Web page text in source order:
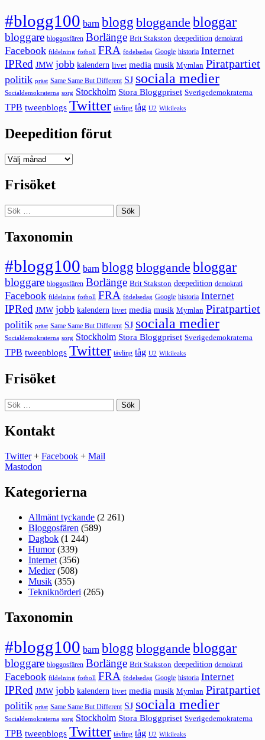
#blogg100 barn blogg bloggande bloggar
bloggare bloggosfären Borlänge Brit Stakston deepedition demokrati
Facebook fildelning fotboll FRA födelsedag Google historia Internet
IPRed JMW jobb kalendern livet media musik Mymlan Piratpartiet
politik präst Same Same But Different SJ sociala medier
Socialdemokraterna sorg Stockholm Stora Bloggpriset Sverigedemokraterna
TPB tweepblogs Twitter tävling tåg U2 Wikileaks
Deepedition förut
Deepedition
Frisöket
Sök
efter:
Taxonomin
#blogg100 barn blogg bloggande bloggar
bloggare bloggosfären Borlänge Brit Stakston deepedition demokrati
Facebook fildelning fotboll FRA födelsedag Google historia Internet
IPRed JMW jobb kalendern livet media musik Mymlan Piratpartiet
politik präst Same Same But Different SJ sociala medier
Socialdemokraterna sorg Stockholm Stora Bloggpriset Sverigedemokraterna
TPB tweepblogs Twitter tävling tåg U2 Wikileaks
Frisöket
Sök
efter:
Kontakt
Twitter+ Facebook + Mail
Mastodon
Kategorierna
Allmänt tyckande (2 261)
Bloggosfären (589)
Dagbok (1 244)
Humor(339)
Internet (356)
Medier(508)
Musik (355)
Tekniknörderi (265)
Taxonomin
#blogg100 barn blogg bloggande bloggar
bloggare bloggosfären Borlänge Brit Stakston deepedition demokrati
Facebook fildelning fotboll FRA födelsedag Google historia Internet
IPRed JMW jobb kalendern livet media musik Mymlan Piratpartiet
politik präst Same Same But Different SJ sociala medier
Socialdemokraterna sorg Stockholm Stora Bloggpriset Sverigedemokraterna
TPB tweepblogs Twitter tävling tåg U2 Wikileaks